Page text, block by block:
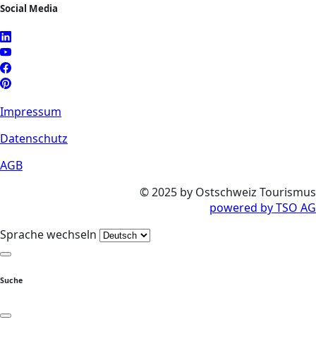
Social Media
Impressum
Datenschutz
AGB
© 2025 by Ostschweiz Tourismus
powered by TSO AG
Sprache wechseln
Suche